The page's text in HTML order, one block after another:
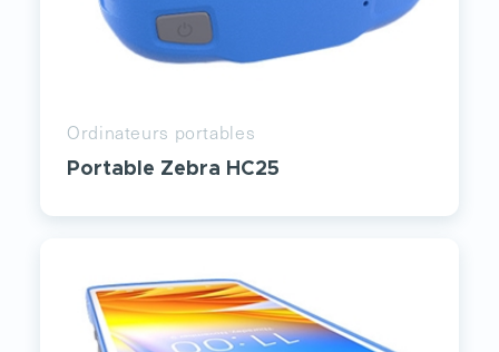
Ordinateurs portables
Portable Zebra HC25